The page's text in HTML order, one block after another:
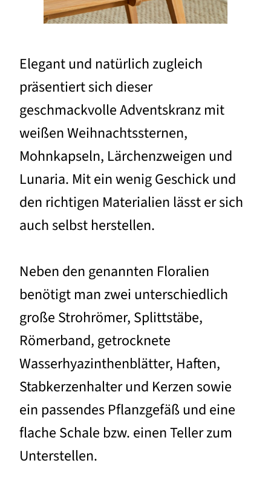
Elegant und natürlich zugleich
präsentiert sich dieser
geschmackvolle Adventskranz mit
weißen Weihnachtssternen,
Mohnkapseln, Lärchenzweigen und
Lunaria. Mit ein wenig Geschick und
den richtigen Materialien lässt er sich
auch selbst herstellen.
Neben den genannten Floralien
benötigt man zwei unterschiedlich
große Strohrömer, Splittstäbe,
Römerband, getrocknete
Wasserhyazinthenblätter, Haften,
Stabkerzenhalter und Kerzen sowie
ein passendes Pflanzgefäß und eine
flache Schale bzw. einen Teller zum
Unterstellen.